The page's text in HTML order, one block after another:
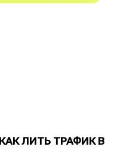
КАК ЛИТЬ ТРАФИК В